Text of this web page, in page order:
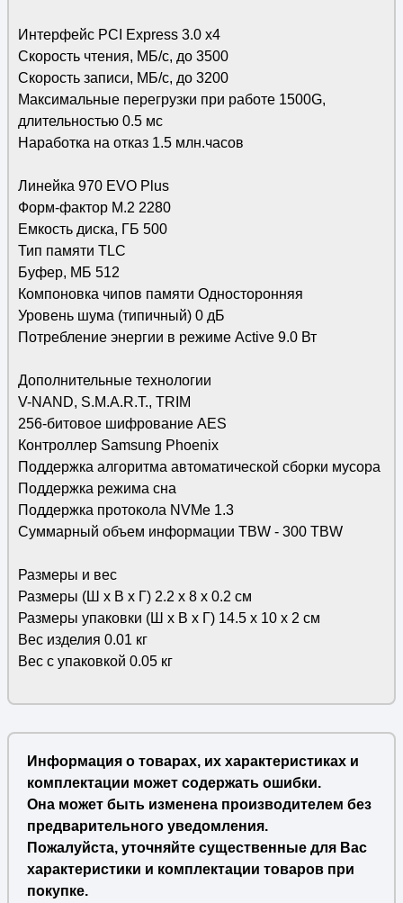
Интерфейс PCI Express 3.0 х4
Скорость чтения, МБ/с, до 3500
Скорость записи, МБ/с, до 3200
Максимальные перегрузки при работе 1500G,
длительностью 0.5 мс
Наработка на отказ 1.5 млн.часов
Линейка 970 EVO Plus
Форм-фактор M.2 2280
Емкость диска, ГБ 500
Тип памяти TLC
Буфер, МБ 512
Компоновка чипов памяти Односторонняя
Уровень шума (типичный) 0 дБ
Потребление энергии в режиме Active 9.0 Вт
Дополнительные технологии
V-NAND, S.M.A.R.T., TRIM
256-битовое шифрование AES
Контроллер Samsung Phoenix
Поддержка алгоритма автоматической сборки мусора
Поддержка режима сна
Поддержка протокола NVMe 1.3
Суммарный объем информации TBW - 300 TBW
Размеры и вес
Размеры (Ш х В х Г) 2.2 х 8 х 0.2 см
Размеры упаковки (Ш х В х Г) 14.5 х 10 х 2 см
Вес изделия 0.01 кг
Вес с упаковкой 0.05 кг
Информация о товарах, их характеристиках и
комплектации может содержать ошибки.
Она может быть изменена производителем без
предварительного уведомления.
Пожалуйста, уточняйте существенные для Вас
характеристики и комплектации товаров при
покупке.